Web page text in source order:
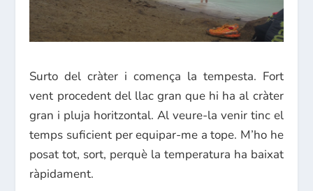
Surto del cràter i comença la tempesta. Fort
vent procedent del llac gran que hi ha al cràter
gran i pluja horitzontal. Al veure-la venir tinc el
temps suficient per equipar-me a tope. M’ho he
posat tot, sort, perquè la temperatura ha baixat
ràpidament.